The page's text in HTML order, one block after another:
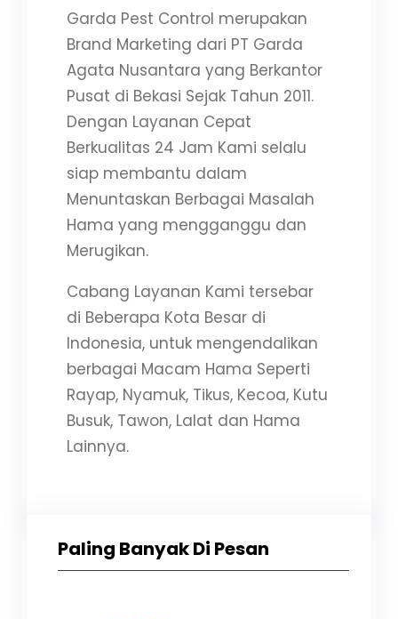
Garda Pest Control merupakan
Brand Marketing dari PT Garda
Agata Nusantara yang Berkantor
Pusat di Bekasi Sejak Tahun 2011.
Dengan Layanan Cepat
Berkualitas 24 Jam Kami selalu
siap membantu dalam
Menuntaskan Berbagai Masalah
Hama yang mengganggu dan
Merugikan.
Cabang Layanan Kami tersebar
di Beberapa Kota Besar di
Indonesia, untuk mengendalikan
berbagai Macam Hama Seperti
Rayap, Nyamuk, Tikus, Kecoa, Kutu
Busuk, Tawon, Lalat dan Hama
Lainnya.
Paling Banyak Di Pesan